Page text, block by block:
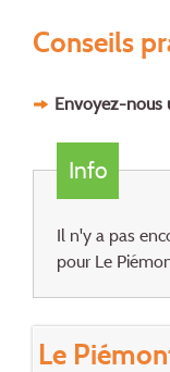
Conseils
Envoyez-nous
Info
Il n'y a pas
pour Le
Le